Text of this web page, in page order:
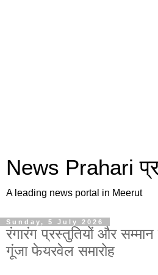
News Prahari
A leading news portal in Meerut
Sunday, 5 July 2026
रंगारंग प्रस्तुतियों और
गूंजा फेयरवेल समारोह